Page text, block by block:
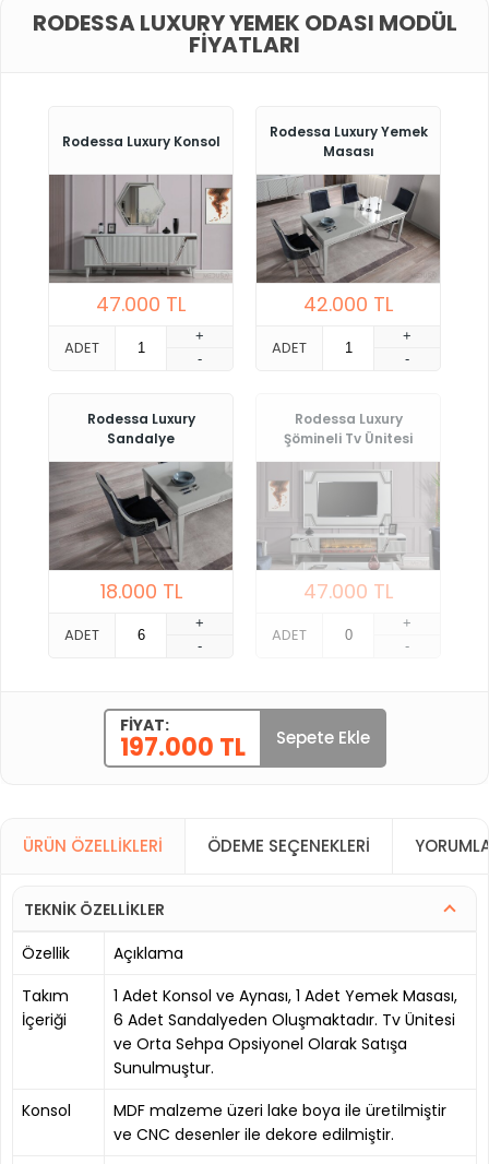
RODESSA LUXURY YEMEK ODASI MODÜL
FIYATLARI
Rodessa Luxury Konsol
47.000 TL
ADET
+
-
Rodessa Luxury Yemek
Masası
42.000 TL
ADET
+
-
Rodessa Luxury
Sandalye
18.000 TL
ADET
+
-
Rodessa Luxury
Şömineli Tv Ünitesi
47.000 TL
ADET
+
-
FIYAT:
197.000 TL Sepete Ekle
ÜRÜN ÖZELLIKLERI ÖDEME SEÇENEKLERI
TEKNİK ÖZELLİKLER
Özellik
Açıklama
Takım
İçeriği
1 Adet Konsol ve Aynası, 1 Adet Yemek Masası,
6 Adet Sandalyeden Oluşmaktadır. Tv Ünitesi
ve Orta Sehpa Opsiyonel Olarak Satışa
Sunulmuştur.
Konsol
MDF malzeme üzeri lake boya ile üretilmiştir
ve CNC desenler ile dekore edilmiştir.